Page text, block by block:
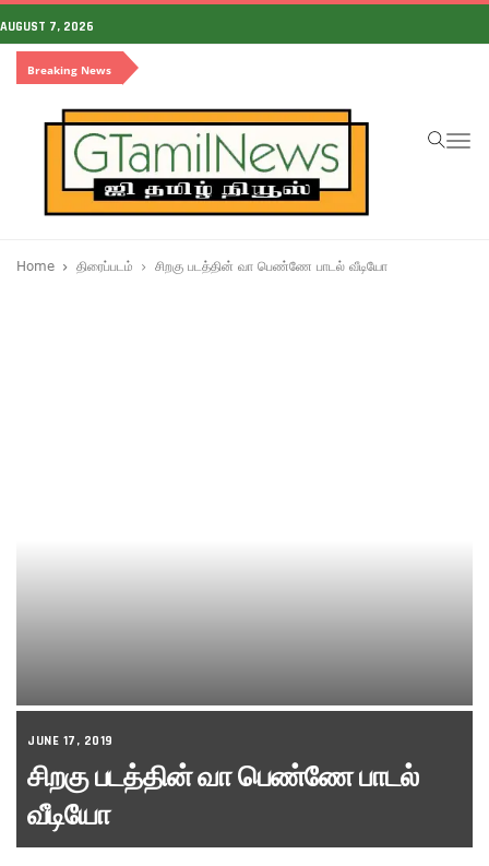
AUGUST 7, 2026
Breaking News
Home திரைப்படம் சிறகு படத்தின் வா பெண்ணே பாடல் வீடியோ
JUNE 17, 2019
சிறகு படத்தின் வா பெண்ணே பாடல்
வீடியோ